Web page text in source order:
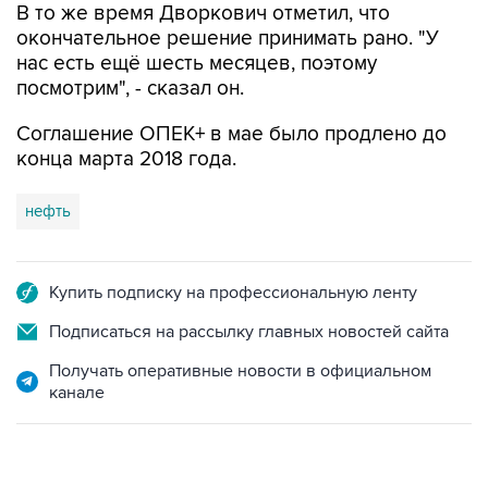
В то же время Дворкович отметил, что
окончательное решение принимать рано. "У
нас есть ещё шесть месяцев, поэтому
посмотрим", - сказал он.
Соглашение ОПЕК+ в мае было продлено до
конца марта 2018 года.
нефть
Купить подписку на профессиональную ленту
Подписаться на рассылку главных новостей сайта
Получать оперативные новости в официальном
канале